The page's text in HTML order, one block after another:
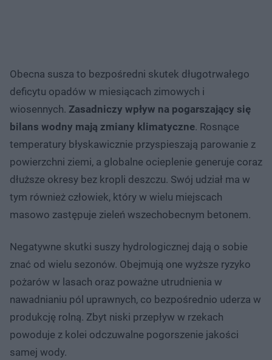
Obecna susza to bezpośredni skutek długotrwałego
deficytu opadów w miesiącach zimowych i
wiosennych. Zasadniczy wpływ na pogarszający się
bilans wodny mają zmiany klimatyczne. Rosnące
temperatury błyskawicznie przyspieszają parowanie z
powierzchni ziemi, a globalne ocieplenie generuje coraz
dłuższe okresy bez kropli deszczu. Swój udział ma w
tym również człowiek, który w wielu miejscach
masowo zastępuje zieleń wszechobecnym betonem.
Negatywne skutki suszy hydrologicznej dają o sobie
znać od wielu sezonów. Obejmują one wyższe ryzyko
pożarów w lasach oraz poważne utrudnienia w
nawadnianiu pól uprawnych, co bezpośrednio uderza w
produkcję rolną. Zbyt niski przepływ w rzekach
powoduje z kolei odczuwalne pogorszenie jakości
samej wody.